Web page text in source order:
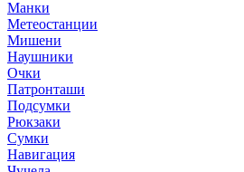
Манки
Метеостанции
Мишени
Наушники
Очки
Патронташи
Подсумки
Рюкзаки
Сумки
Навигация